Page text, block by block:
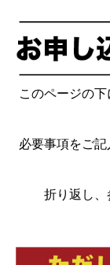
このページの
必要事項をご
折り返し、